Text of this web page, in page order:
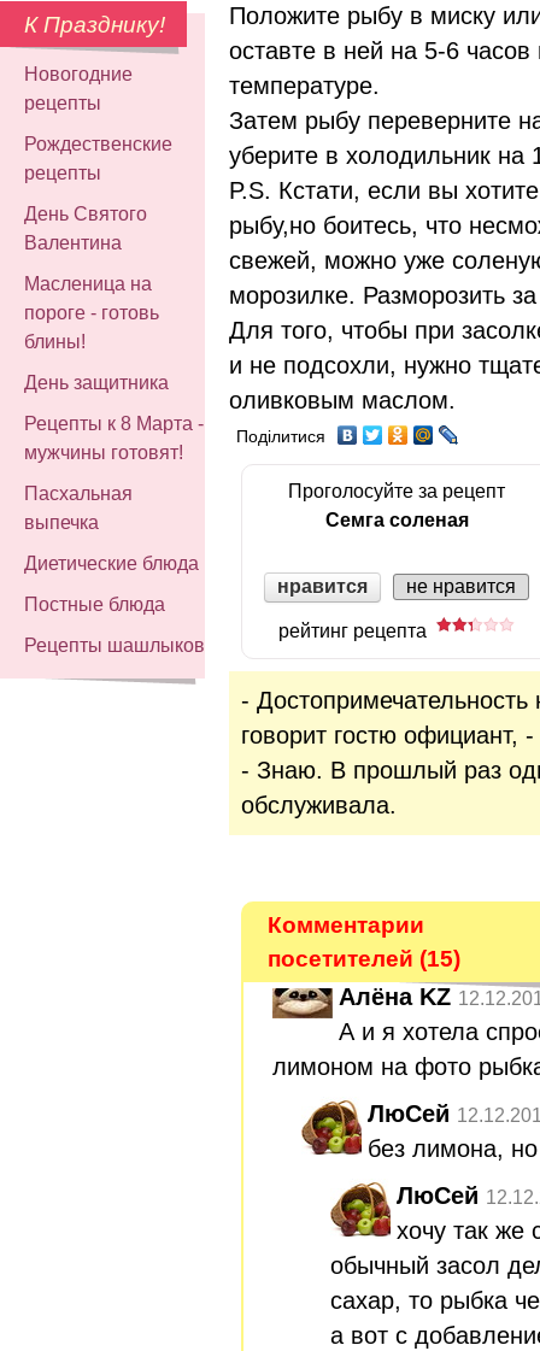
К Празднику!
Новогодние
рецепты
Рождественские
рецепты
День Святого
Валентина
Масленица на
пороге - готовь
блины!
День защитника
Рецепты к 8 Марта -
мужчины готовят!
Пасхальная
выпечка
Диетические блюда
Постные блюда
Рецепты шашлыков
Положите рыбу в миску
оставте в ней на 5-6
температуре.
Затем рыбу переверните
уберите в холодильник на
P.S. Кстати, если вы
рыбу,но боитесь, что
свежей, можно уже
морозилке. Разморозить
Для того, чтобы при
и не подсохли, нужно
оливковым маслом.
Поділитися
Проголосуйте за рецепт
Семга соленая
нравится не нравится
рейтинг рецепта
-
говорит гостю официант,
- Знаю. В прошлый раз
обслуживала.
Комментарии
посетителей (15)
Алёна KZ
А и я хотела
лимоном на фото
ЛюСей
без лимона,
ЛюСей
хочу так же
обычный засол
сахар, то рыбка
а вот с